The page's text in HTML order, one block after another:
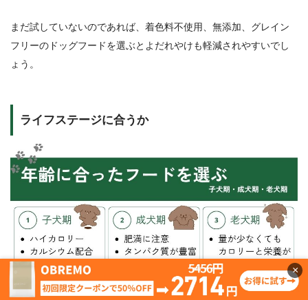
まだ試していないのであれば、着色料不使用、無添加、グレイン
フリーのドッグフードを選ぶとよだれやけも軽減されやすいでし
ょう。
ライフステージに合うか
×